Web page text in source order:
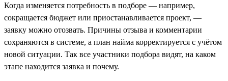
Когда изменяется потребность в подборе — например,
сокращается бюджет или приостанавливается проект, —
заявку можно отозвать. Причины отзыва и комментарии
сохраняются в системе, а план найма корректируется с учётом
новой ситуации. Так все участники подбора видят, на каком
этапе находится заявка и почему.